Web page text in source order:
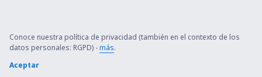
Conoce nuestra política de privacidad (también en el contexto de los
datos personales: RGPD) -más.
Aceptar